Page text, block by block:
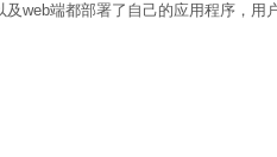
web端都部署了自己的应用程序，用